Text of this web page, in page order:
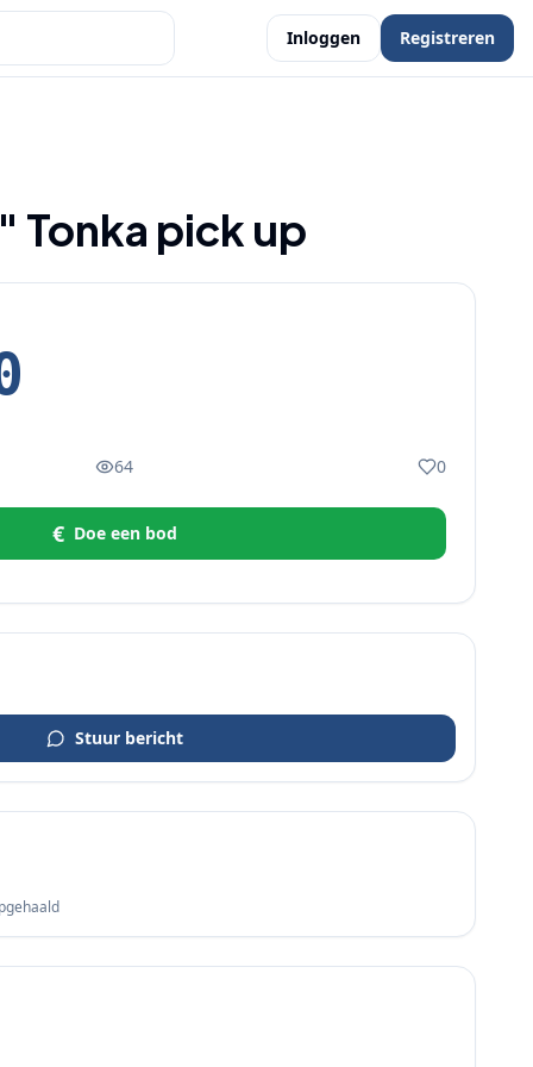
Inloggen Registreren
Tonka pick up
64 0
€ Doe een bod
Stuur bericht